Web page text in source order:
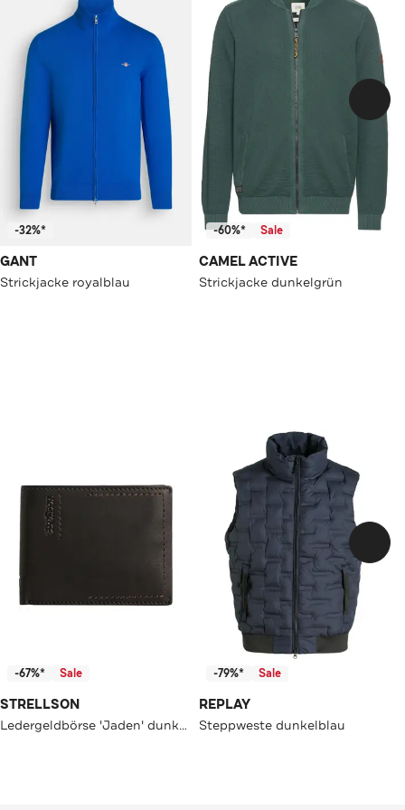
-32%*
GANT
Strickjacke royalblau
-60%* Sale
CAMEL ACTIVE
Strickjacke dunkelgrün
-67%* Sale
STRELLSON
Ledergeldbörse 'Jaden' dunkelbraun
-79%* Sale
REPLAY
Steppweste dunkelblau